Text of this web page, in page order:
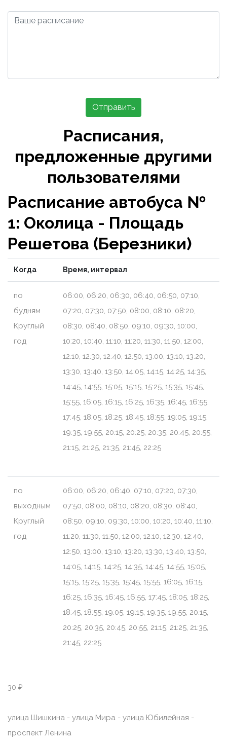
Отправить
Расписания,
предложенные другими
пользователями
Расписание автобуса №
1: Околица - Площадь
Решетова (Березники)
Когда Время, интервал
по
будням
Круглый
год
06:00, 06:20, 06:30, 06:40, 06:50, 07:10,
07:20, 07:30, 07:50, 08:00, 08:10, 08:20,
08:30, 08:40, 08:50, 09:10, 09:30, 10:00,
10:20, 10:40, 11:10, 11:20, 11:30, 11:50, 12:00,
12:10, 12:30, 12:40, 12:50, 13:00, 13:10, 13:20,
13:30, 13:40, 13:50, 14:05, 14:15, 14:25, 14:35,
14:45, 14:55, 15:05, 15:15, 15:25, 15:35, 15:45,
15:55, 16:05, 16:15, 16:25, 16:35, 16:45, 16:55,
17:45, 18:05, 18:25, 18:45, 18:55, 19:05, 19:15,
19:35, 19:55, 20:15, 20:25, 20:35, 20:45, 20:55,
21:15, 21:25, 21:35, 21:45, 22:25
по
выходным
Круглый
год
06:00, 06:20, 06:40, 07:10, 07:20, 07:30,
07:50, 08:00, 08:10, 08:20, 08:30, 08:40,
08:50, 09:10, 09:30, 10:00, 10:20, 10:40, 11:10,
11:20, 11:30, 11:50, 12:00, 12:10, 12:30, 12:40,
12:50, 13:00, 13:10, 13:20, 13:30, 13:40, 13:50,
14:05, 14:15, 14:25, 14:35, 14:45, 14:55, 15:05,
15:15, 15:25, 15:35, 15:45, 15:55, 16:05, 16:15,
16:25, 16:35, 16:45, 16:55, 17:45, 18:05, 18:25,
18:45, 18:55, 19:05, 19:15, 19:35, 19:55, 20:15,
20:25, 20:35, 20:45, 20:55, 21:15, 21:25, 21:35,
21:45, 22:25
30 ₽
улица Шишкина - улица Мира - улица Юбилейная -
проспект Ленина